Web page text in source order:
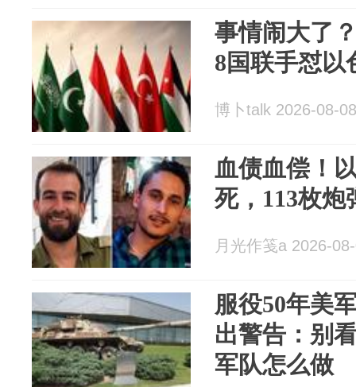
事情闹大了
8国联手怼以
博卜talk 2026-08-08
血债血偿！
死，113枚炮
月光作笺a 2026-
服役50年美
出警告：别
军队怎么做